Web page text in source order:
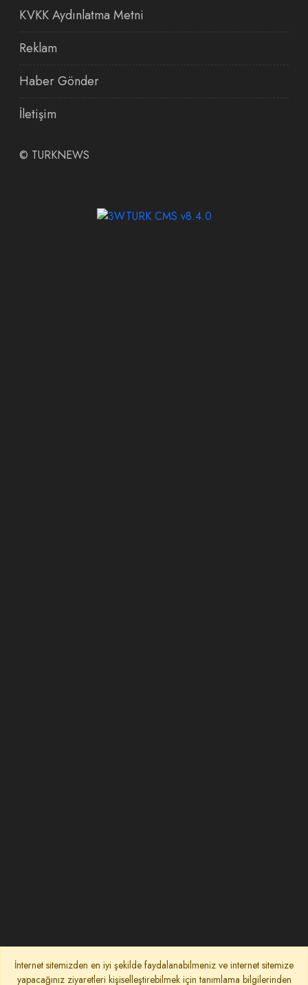
KVKK Aydınlatma Metni
Reklam
Haber Gönder
İletişim
© TURKNEWS
İnternet sitemizden en iyi şekilde faydalanabilmeniz ve internet sitemize
yapacağınız ziyaretleri kişiselleştirebilmek için tanımlama bilgilerinden